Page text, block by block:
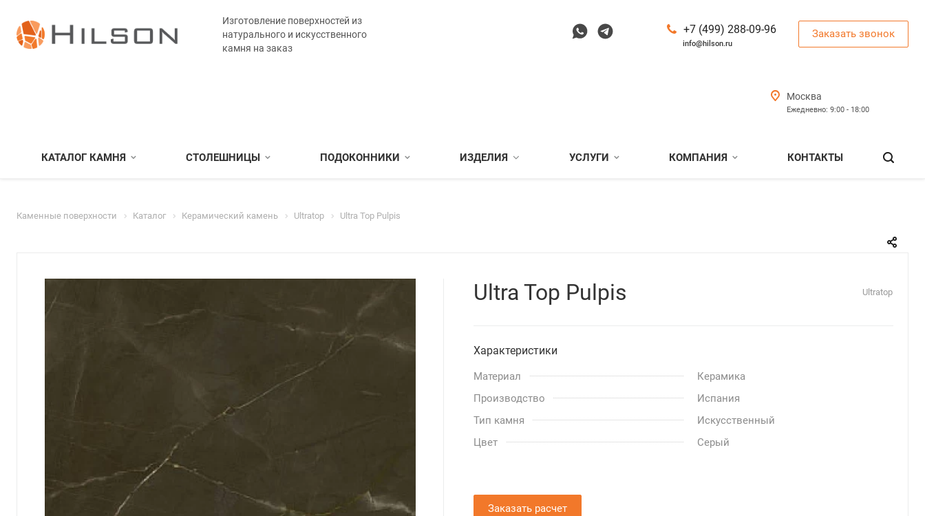
Изготовление поверхностей из
натурального и искусственного
камня на заказ
+7 (499) 288-09-96
info@hilson.ru
Заказать звонок
Москва
Ежедневно: 9:00 - 18:00
КАТАЛОГ КАМНЯ СТОЛЕШНИЦЫ ПОДОКОННИКИ ИЗДЕЛИЯ УСЛУГИ КОМПАНИЯ КОНТАКТЫ
Каменные поверхности Каталог Керамический камень Ultratop Ultra Top Pulpis
Ultra Top Pulpis Ultratop
Характеристики
Материал
Керамика
Производство
Испания
Тип камня
Искусственный
Цвет
Серый
Заказать расчет